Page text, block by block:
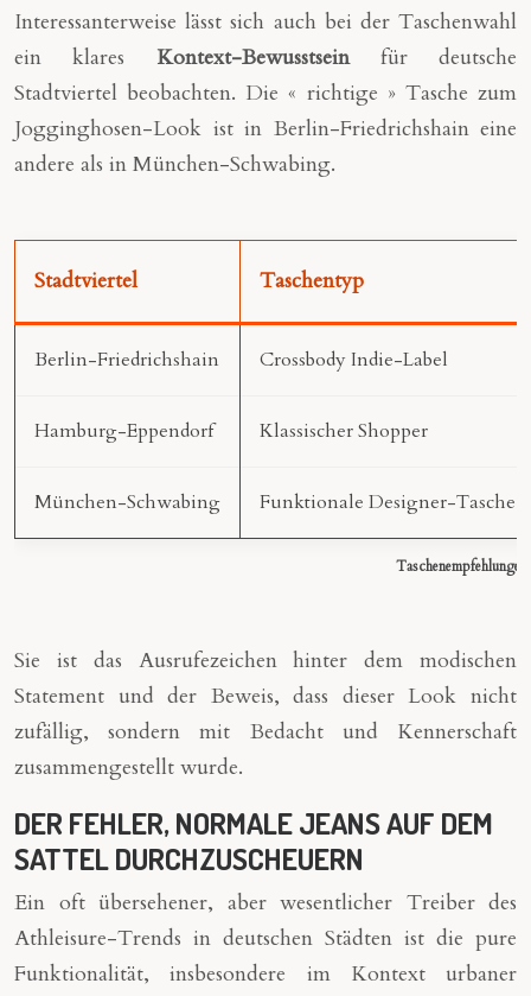
Interessanterweise lässt sich auch bei der Taschenwahl
ein klares Kontext-Bewusstseinfür deutsche
Stadtviertel beobachten. Die « richtige » Tasche zum
Jogginghosen-Look ist in Berlin-Friedrichshain eine
andere als in München-Schwabing.
Stadtviertel Taschentyp
Berlin-Friedrichshain Crossbody Indie-Label
Hamburg-Eppendorf Klassischer Shopper
München-Schwabing Funktionale Designer-Tasche
Sie ist das Ausrufezeichen hinter dem modischen
Statement und der Beweis, dass dieser Look nicht
zufällig, sondern mit Bedacht und Kennerschaft
zusammengestellt wurde.
DER FEHLER, NORMALE JEANS AUF DEM
SATTEL DURCHZUSCHEUERN
Ein oft übersehener, aber wesentlicher Treiber des
Athleisure-Trends in deutschen Städten ist die pure
Funktionalität, insbesondere im Kontext urbaner